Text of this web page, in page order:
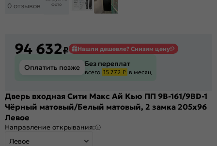
0 отзывов
фото
94 632₽ Нашли дешевле? Снизим цену!
Оплатить позже Без переплат
всего 15 772 ₽ в месяц
Дверь входная Сити Макс Ай Кью ПП 9В-161/9ВD-1
Чёрный матовый/Белый матовый, 2 замка 205x96
Левое
Направление открывания:
Левое